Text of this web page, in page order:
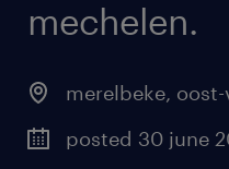
mechelen.
merelbeke,
posted 30 june